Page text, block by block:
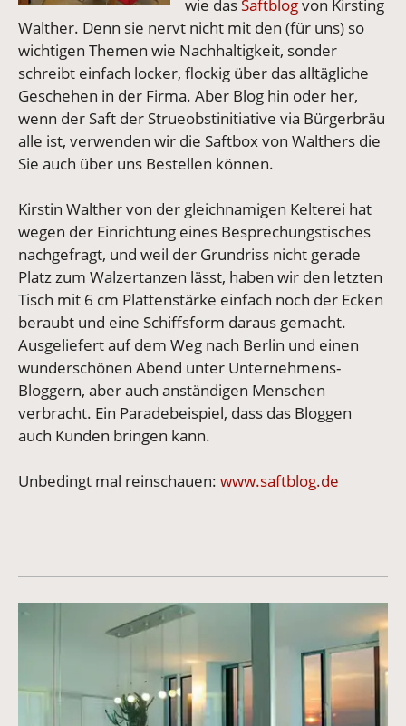
wie dasSaftblogvon Kirsting
Walther. Denn sie nervt nicht mit den (für uns) so
wichtigen Themen wie Nachhaltigkeit, sonder
schreibt einfach locker, flockig über das alltägliche
Geschehen in der Firma. Aber Blog hin oder her,
wenn der Saft der Strueobstinitiative via Bürgerbräu
alle ist, verwenden wir die Saftbox von Walthers die
Sie auch über uns Bestellen können.
Kirstin Walther von der gleichnamigen Kelterei hat
wegen der Einrichtung eines Besprechungstisches
nachgefragt, und weil der Grundriss nicht gerade
Platz zum Walzertanzen lässt, haben wir den letzten
Tisch mit 6 cm Plattenstärke einfach noch der Ecken
beraubt und eine Schiffsform daraus gemacht.
Ausgeliefert auf dem Weg nach Berlin und einen
wunderschönen Abend unter Unternehmens-
Bloggern, aber auch anständigen Menschen
verbracht. Ein Paradebeispiel, dass das Bloggen
auch Kunden bringen kann.
Unbedingt mal reinschauen: www.saftblog.de
Vergrößerte Version anzeigen